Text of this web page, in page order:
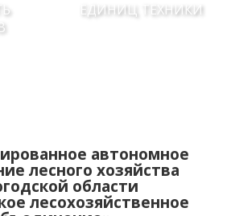
ЕДИНИЦ ТЕХНИКИ
автономное
лесного хозяйства
области
лесохозяйственное